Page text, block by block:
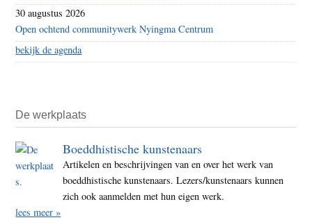
30 augustus 2026
Open ochtend communitywerk Nyingma Centrum
bekijk de agenda
De werkplaats
Boeddhistische kunstenaars
Artikelen en beschrijvingen van en over het werk van
boeddhistische kunstenaars. Lezers/kunstenaars kunnen
zich ook aanmelden met hun eigen werk.
lees meer »